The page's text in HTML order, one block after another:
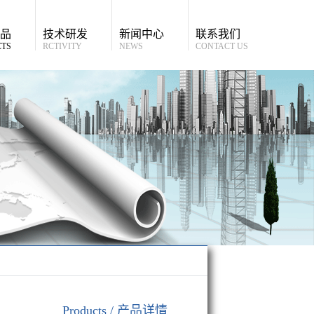
技术研发
RCTIVITY
新闻中心
NEWS
联系我们
CONTACT US
Products 产品详情